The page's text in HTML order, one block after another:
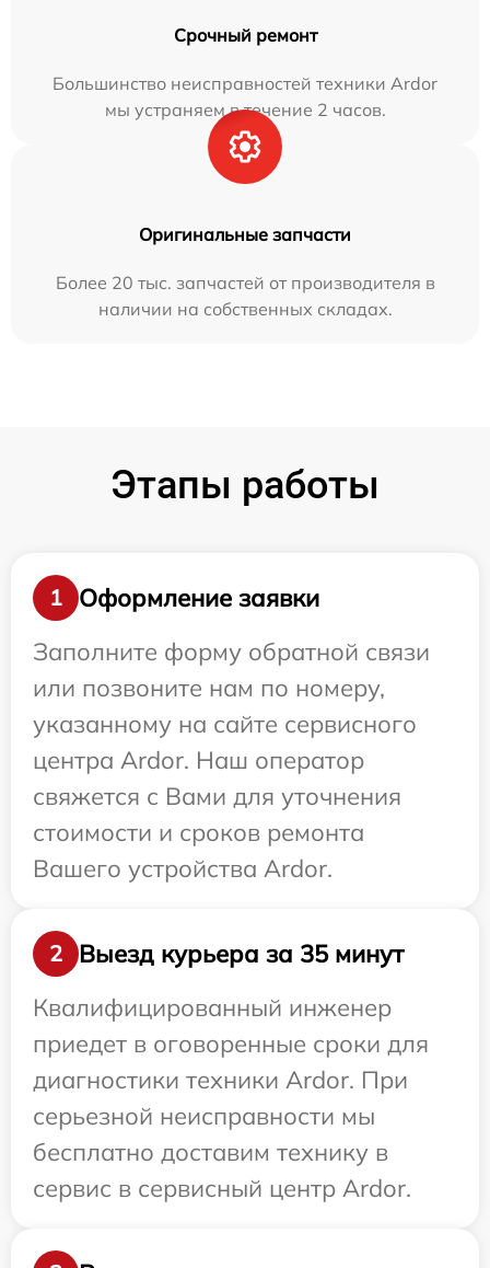
Срочный ремонт
Большинство неисправностей техники Ardor
мы устраняем в течение 2 часов.
Оригинальные запчасти
Более 20 тыс. запчастей от производителя в
наличии на собственных складах.
Этапы работы
1
Оформление заявки
Заполните форму обратной связи
или позвоните нам по номеру,
указанному на сайте сервисного
центра Ardor. Наш оператор
свяжется с Вами для уточнения
стоимости и сроков ремонта
Вашего устройства Ardor.
2
Выезд курьера за 35 минут
Квалифицированный инженер
приедет в оговоренные сроки для
диагностики техники Ardor. При
серьезной неисправности мы
бесплатно доставим технику в
сервис в сервисный центр Ardor.